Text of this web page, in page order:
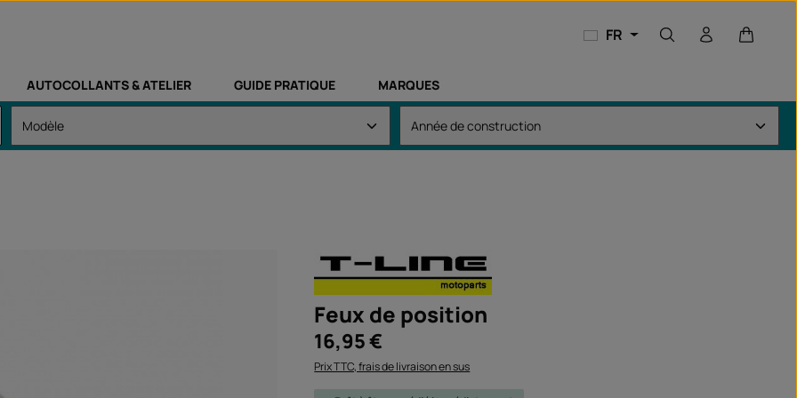
FR Le
AUTOCOLLANTS & ATELIER GUIDE PRATIQUE MARQUES
Feux de position
Prix régulier :
16,95 €
Prix TTC, frais de livraison en sus